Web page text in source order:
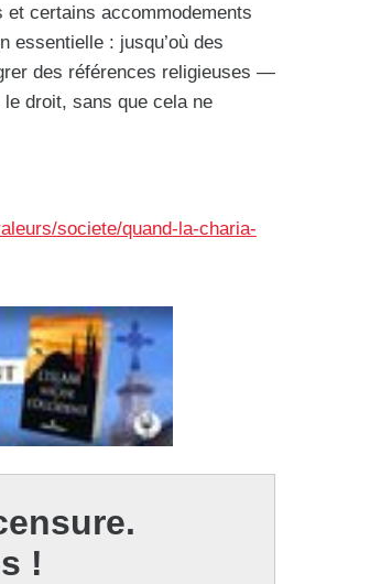
et certains accommodements
essentielle : jusqu’où des
des références religieuses —
droit, sans que cela ne
societe/quand-la-charia-
!